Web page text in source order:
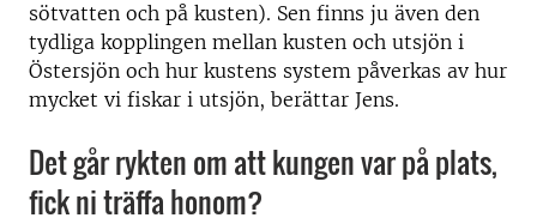
sötvatten och på kusten). Sen finns ju även den
tydliga kopplingen mellan kusten och utsjön i
Östersjön och hur kustens system påverkas av hur
mycket vi fiskar i utsjön, berättar Jens.
Det går rykten om att kungen var på plats,
fick ni träffa honom?